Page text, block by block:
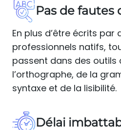
Pas de
En plus d’être écrits par
professionnels natifs,
passent dans des outils
l’orthographe, de la
syntaxe et de la lisibilité.
Délai